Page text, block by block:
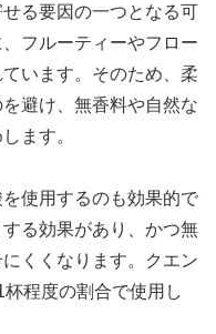
る要因の一つとなる可
フルーティーやフロー
います。そのため、柔
避け、無香料や自然な
ます。
使用するのも効果的で
る効果があり、かつ無
くくなります。クエン
程度の割合で使用し